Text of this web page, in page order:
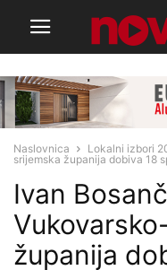
Naslovnica Lokalni izbori
srijemska županija dobiva 18
Ivan
županija